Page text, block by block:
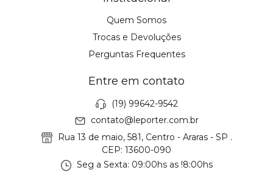
Quem Somos
Trocas e Devoluções
Perguntas Frequentes
Entre em contato
(19) 99642-9542
contato@leporter.com.br
Rua 13 de maio, 581, Centro - Araras - SP .
CEP: 13600-090
Seg a Sexta: 09:00hs as !8:00hs